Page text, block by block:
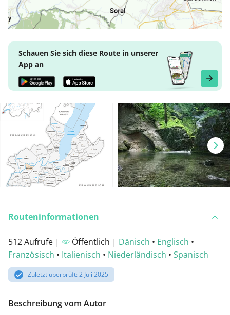
Schauen Sie sich diese Route in unserer
App an
Routeninformationen
512 Aufrufe | Öffentlich | Dänisch • Englisch •
Französisch • Italienisch • Niederländisch • Spanisch
Zuletzt überprüft: 2 Juli 2025
Beschreibung vom Autor